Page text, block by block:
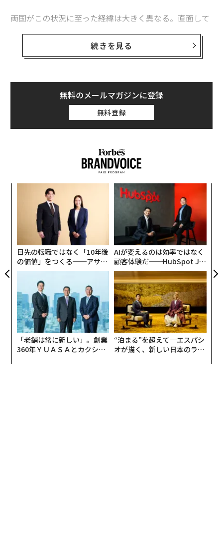
るか
Updates：ウクライナ情勢
紛争/戦争
ウラジーミル・プーチン
軍事 ミサイル タングステン
Updates：ウクライナ情勢
連載一覧
advertisement
両国がこの状況に至った経緯は大きく異なる。直面して
きく異なるものになるかもしれない。これは非対称戦、
つまり敵に貴重な資源をより多く消耗させる方法をめぐ
投入できることを頼みにしてきた米国防総省よりも、限
られた資源で戦ってきたウクライナに分がある。
ウクライナへの長期にわたる「ミサイル攻囲」
ており、それはエスカレートし続けている。攻撃は当初
は、航空機から発射される空対地ミサイル、巡航ミサイ
ル、弾道ミサイルを組み合わせたものだった。2022年9
月以降、ミサイルに加え
「シャヘド」自爆ドローン（無人機）も投入されるよう
になった。シャヘドの飛来数は最初は1日に十機単位だ
ったものが、そのうち百機単位になり、さらに最近は1
千機近くに達する日もあるなど、増加の一途をたどって
きた。
ロシアによる7月のミサイル発射数は381発前後にのぼ
り、うち126発は弾道ミサイルだった。シャヘド型ドロ
ーンの投入数はおよそ5000機に達している。
大きな違いは、シャヘドに関してはウクライナが
90％近くを撃墜・阻止できていることだ。シャヘドは速
度が遅く、相当数が迎撃ドローンや、機関銃や機関砲で
続きを見る
無料のメールマガジンに登録
無料登録
目先の転職ではなく「10年後
の価値」をつくる──アサイ
ンの長期伴走型支援とは
AIが変えるのは効率ではなく
顧客体験だ──HubSpot Ja
panが語る「Grow Better」
な組織のつくり方
「老舗は常に新しい」。創業
360年ＹＵＡＳＡとカクシン
“泊まる”を超えて─エスパシ
オが描く、新しい日本のラグ